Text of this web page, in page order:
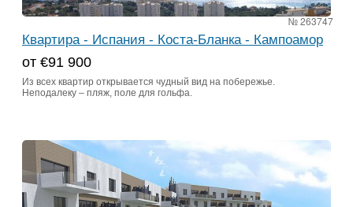
№ 263747
Квартира - Испания - Коста-Бланка - Кампоамор
от €91 900
Из всех квартир открывается чудный вид на побережье.
Неподалеку – пляж, поле для гольфа.